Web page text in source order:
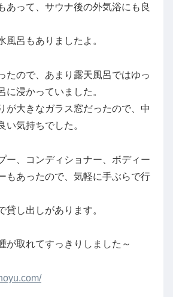
あって、サウナ後の外気浴にも良
風呂もありましたよ。
たので、あまり露天風呂ではゆっ
に浸かっていました。
が大きなガラス窓だったので、中
い気持ちでした。
ー、コンディショナー、ボディー
もあったので、気軽に手ぶらで行
貸し出しがあります。
が取れてすっきりしました～